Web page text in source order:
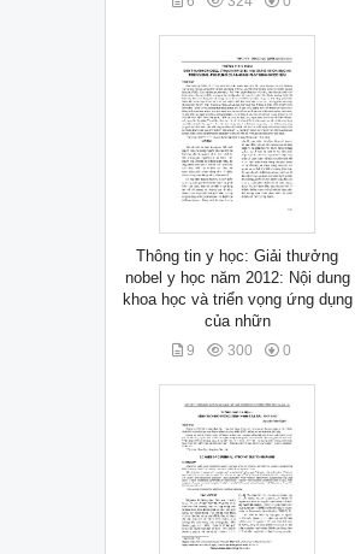
Thông tin y học: Giải thưởng
nobel y học năm 2012: Nội dung
khoa học và triển vọng ứng dụng
của nhữn
9 300 0